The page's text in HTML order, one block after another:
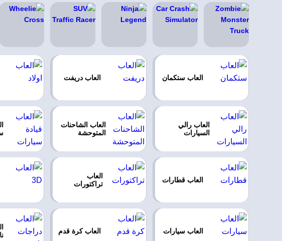
العاب ستكمان العاب دريفت
العاب رالي
السيارات
العاب الشاحنات
المتوحشة
العاب قطارات
العاب
تراكتورات
العاب سيارات العاب كرة قدم